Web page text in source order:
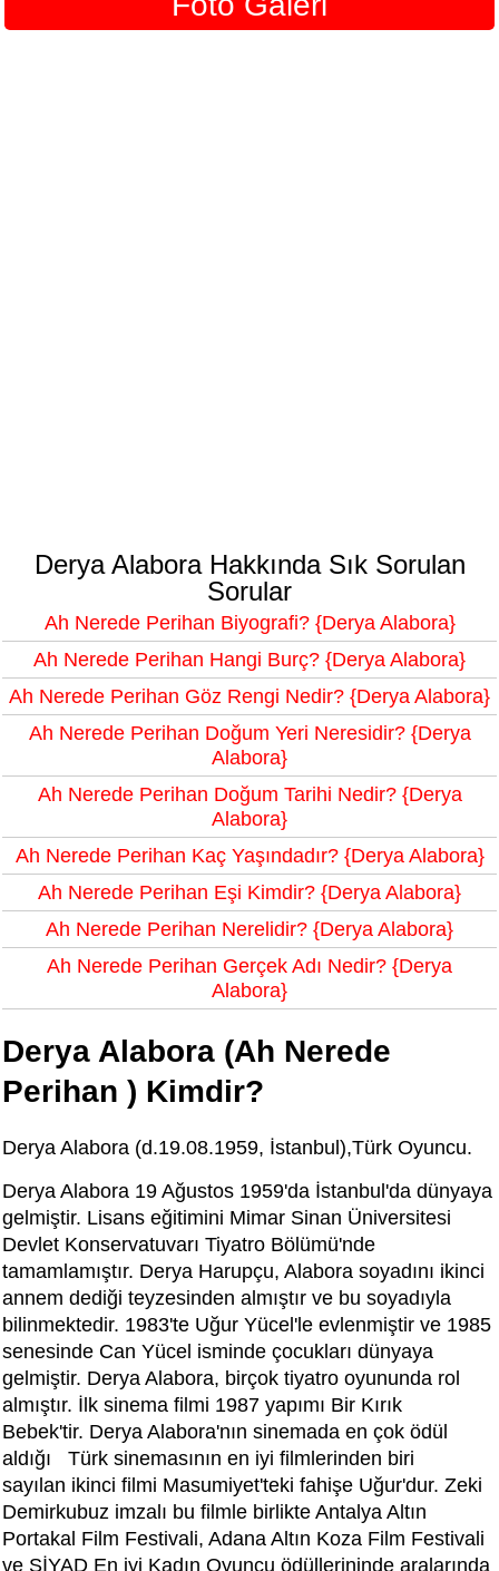
Derya Alabora Hakkında Sık Sorulan
Sorular
Ah Nerede Perihan Biyografi? {Derya Alabora}
Ah Nerede Perihan Hangi Burç? {Derya Alabora}
Ah Nerede Perihan Göz Rengi Nedir? {Derya Alabora}
Ah Nerede Perihan Doğum Yeri Neresidir? {Derya
Alabora}
Ah Nerede Perihan Doğum Tarihi Nedir? {Derya
Alabora}
Ah Nerede Perihan Kaç Yaşındadır? {Derya Alabora}
Ah Nerede Perihan Eşi Kimdir? {Derya Alabora}
Ah Nerede Perihan Nerelidir? {Derya Alabora}
Ah Nerede Perihan Gerçek Adı Nedir? {Derya
Alabora}
Derya Alabora (Ah Nerede
Perihan ) Kimdir?
Derya Alabora (d.19.08.1959, İstanbul),Türk Oyuncu.
Derya Alabora 19 Ağustos 1959'da İstanbul'da dünyaya
gelmiştir. Lisans eğitimini Mimar Sinan Üniversitesi
Devlet Konservatuvarı Tiyatro Bölümü'nde
tamamlamıştır. Derya Harupçu, Alabora soyadını ikinci
annem dediği teyzesinden almıştır ve bu soyadıyla
bilinmektedir. 1983'te Uğur Yücel'le evlenmiştir ve 1985
senesinde Can Yücel isminde çocukları dünyaya
gelmiştir. Derya Alabora, birçok tiyatro oyununda rol
almıştır. İlk sinema filmi 1987 yapımı Bir Kırık
Bebek'tir. Derya Alabora'nın sinemada en çok ödül
aldığı Türk sinemasının en iyi filmlerinden biri
sayılan ikinci filmi Masumiyet'teki fahişe Uğur'dur. Zeki
Demirkubuz imzalı bu filmle birlikte Antalya Altın
Portakal Film Festivali, Adana Altın Koza Film Festivali
ve SİYAD En iyi Kadın Oyuncu ödüllerininde aralarında